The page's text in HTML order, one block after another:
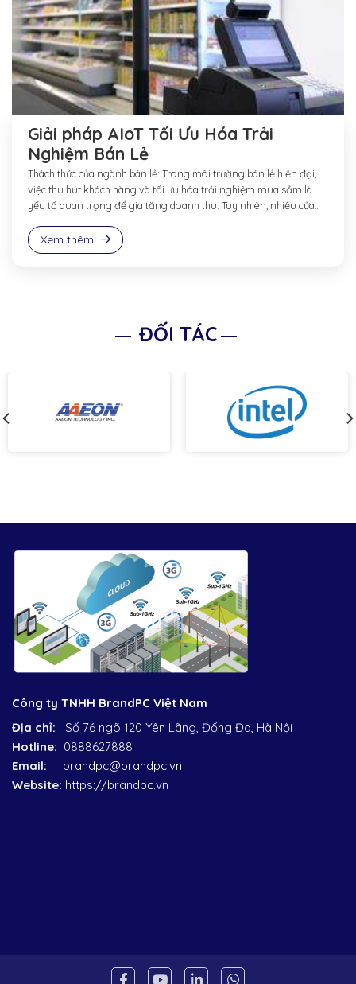
Giải pháp AIoT Tối Ưu Hóa Trải
Nghiệm Bán Lẻ
Thách thức của ngành bán lẻ: Trong môi trường bán lẻ hiện đại,
việc thu hút khách hàng và tối ưu hóa trải nghiệm mua sắm là
yếu tố quan trọng để gia tăng doanh thu. Tuy nhiên, nhiều cửa
vãng lai thành khách...
Xem thêm
ĐỐI TÁC
Công ty TNHH BrandPC Việt Nam
Địa chỉ: Số 76 ngõ 120 Yên Lãng, Đống Đa, Hà Nội
Hotline: 0888627888
Email:
brandpc@brandpc.vn
Website: https://brandpc.vn